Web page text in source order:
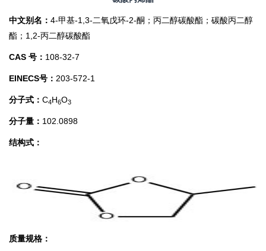
中文别名： 4-甲基-1,3-二氧戊环-2-酮； 丙二醇碳酸酯；碳酸丙二醇
酯； 1,2-丙二醇碳酸酯
CAS 号： 108-32-7
EINECS号： 203-572-1
分子式： C4H6O3
分子量： 102.0898
结构式：
质量规格：